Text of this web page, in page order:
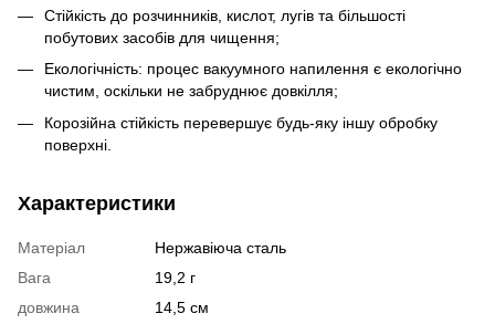
Стійкість до розчинників, кислот, лугів та більшості
побутових засобів для чищення;
Екологічність: процес вакуумного напилення є екологічно
чистим, оскільки не забруднює довкілля;
Корозійна стійкість перевершує будь-яку іншу обробку
поверхні.
Характеристики
Матеріал
Нержавіюча сталь
Вага
19,2 г
довжина
14,5 см